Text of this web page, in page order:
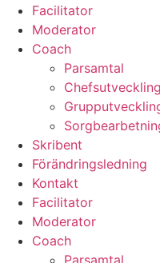
Facilitator
Moderator
Coach
Parsamtal
Chefsutveckling
Skribent
Förändringsledning
Kontakt
Facilitator
Moderator
Coach
Parsamtal